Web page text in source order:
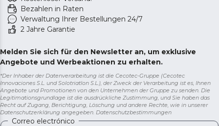
ermöglicht die Kontrolle der Kälte, ohne die Tür öffnen
zu müssen.
Bezahlen in Raten
Verwaltung Ihrer Bestellungen 24/7
2 Jahre Garantie
Melden Sie sich für den Newsletter an, um exklusive
Angebote und Werbeaktionen zu erhalten.
*Der Inhaber der Datenverarbeitung ist die Cecotec-Gruppe (Cecotec
Innovaciones S.L. und Solotriatlon S.L.), der Zweck der Verarbeitung ist es, Ihnen
Angebote und Promotionen von den Unternehmen der Gruppe zu senden. Die
Legitimationsgrundlage ist die ausdrückliche Zustimmung, und Sie haben das
Recht auf Zugang, Berichtigung, Löschung und andere Rechte, wie in unserer
Datenschutzerklärung angegeben. Datenschutzbestimmungen
Correo electrónico